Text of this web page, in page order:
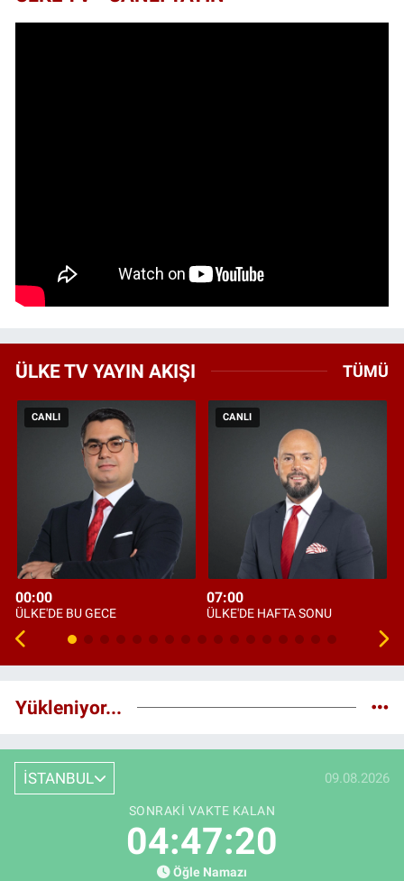
ÜLKE TV YAYIN AKIŞI TÜMÜ
CANLI
00:00
ÜLKE'DE BU GECE
CANLI
07:00
ÜLKE'DE HAFTA SONU
Yükleniyor...
İSTANBUL 09.08.2026
SONRAKI VAKTE KALAN
04:47:19
Öğle Namazı